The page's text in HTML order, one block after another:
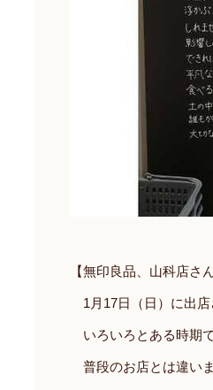
【無印良品、山科店さ
1 月 17日（日）に出店
いろいろとある時期
普段のお店とは違い